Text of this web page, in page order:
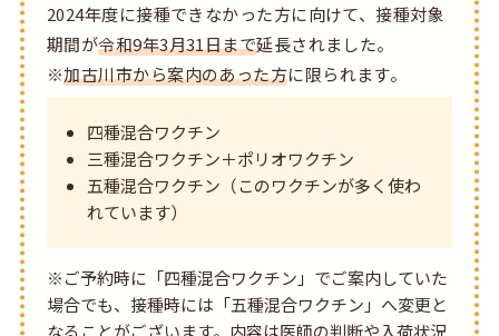
2024年度に接種できなかった方に向けて、接種対象
期間が令和9年3月31日まで延長されました。
※加古川市から案内のあった方に限られます。
四種混合ワクチン
三種混合ワクチン＋ポリオワクチン
五種混合ワクチン（このワクチンが多く使わ
れています）
※ご予約時に「四種混合ワクチン」でご案内していた
場合でも、接種時には「五種混合ワクチン」へ変更と
なることがございます。内容は医師の判断や入荷状況